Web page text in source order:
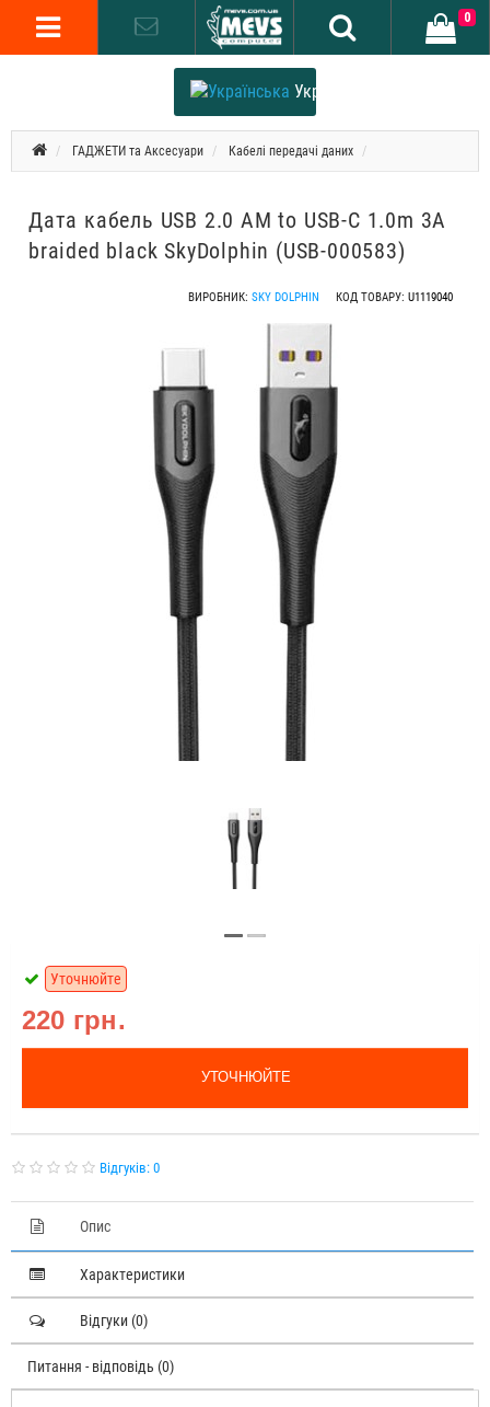
Українська
0
ГАДЖЕТИ та Аксесуари Кабелі передачі даних
Дата кабель USB 2.0 AM to USB-C 1.0m 3A
braided black SkyDolphin (USB-000583)
ВИРОБНИК: SKY DOLPHIN КОД ТОВАРУ: U1119040
220 грн.
Уточнюйте
УТОЧНЮЙТЕ
Відгуків: 0
Опис
Характеристики
Відгуки (0)
Питання - відповідь (0)